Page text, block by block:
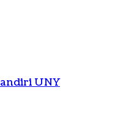
UNY